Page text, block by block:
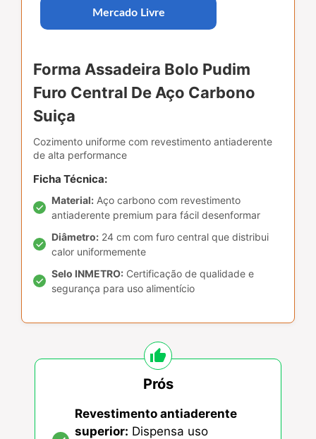
Mercado Livre
Forma Assadeira Bolo Pudim
Furo Central De Aço Carbono
Suiça
Cozimento uniforme com revestimento antiaderente
de alta performance
Ficha Técnica:
Material: Aço carbono com revestimento
antiaderente premium para fácil desenformar
Diâmetro: 24 cm com furo central que distribui
calor uniformemente
Selo INMETRO: Certificação de qualidade e
segurança para uso alimentício
Prós
Revestimento antiaderente
superior: Dispensa uso